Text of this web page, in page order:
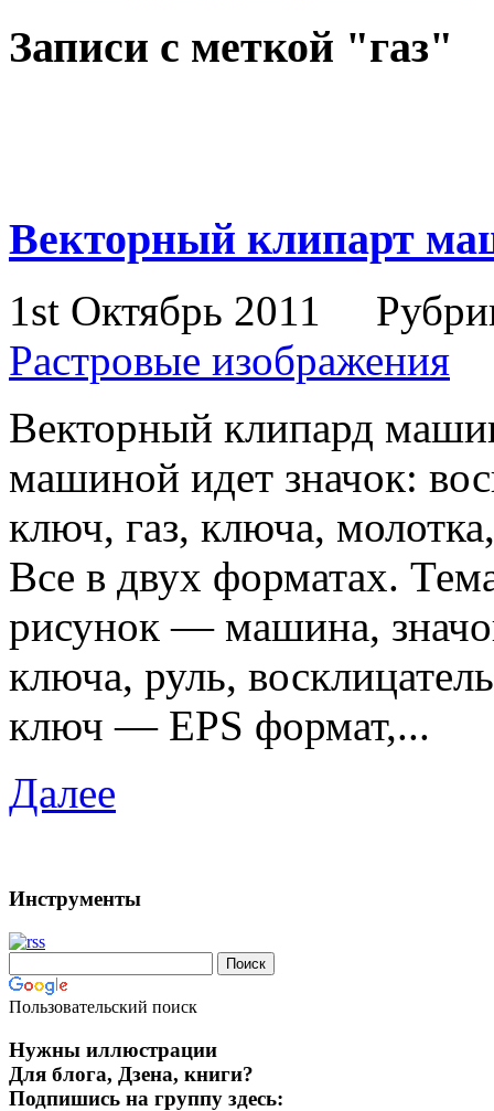
Записи с меткой "газ"
Векторный клипарт
1st Октябрь 2011
Растровые изображения
Векторный клипард
машиной идет значок:
ключ, газ, ключа,
Все в двух форматах.
рисунок — машина,
ключа, руль,
ключ — EPS формат,...
Далее
Инструменты
Пользовательский поиск
Нужны иллюстрации
Для блога, Дзена, книги?
Подпишись на группу здесь: